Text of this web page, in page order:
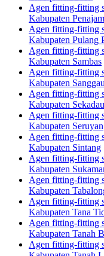
Agen fitting-fitting
Kabupaten
Agen fitting-fitting
Kabupaten Pulang
Agen fitting-fitting
Kabupaten Sambas
Agen fitting-fitting
Kabupaten Sanggau
Agen fitting-fitting
Kabupaten Sekadau
Agen fitting-fitting
Kabupaten Seruyan
Agen fitting-fitting
Kabupaten Sintang
Agen fitting-fitting
Kabupaten
Agen fitting-fitting
Kabupaten
Agen fitting-fitting
Kabupaten Tana
Agen fitting-fitting
Kabupaten Tanah
Agen fitting-fitting